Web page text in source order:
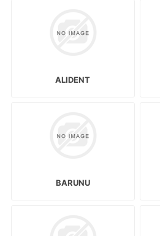
ALIDENT
BARUNU